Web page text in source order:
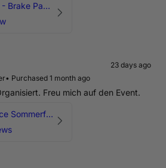
DB15030XP - Brake Pads Xtreme Performance | Front Axle
23 days ago
• Purchased 1 month ago
Freu mich auf den Event.
HPerformance Sommerfest 2026